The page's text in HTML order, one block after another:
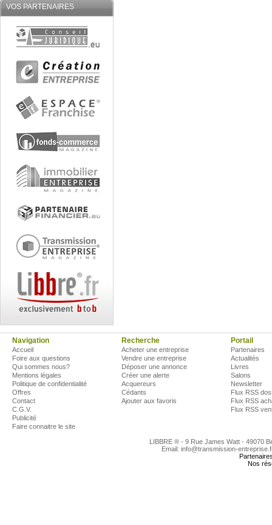
VOS PARTENAIRES
Navigation
Accueil
Foire aux questions
Qui sommes nous?
Mentions légales
Politique de confidentialité
Offres
Contact
C.G.V.
Publicité
Faire connaitre le site
Recherche
Acheter une entreprise
Vendre une entreprise
Déposer une annonce
Créer une alerte
Acquereurs
Cédants
Ajouter aux favoris
Portail
Partenaires
Actualités
Livres
Salons
Newsletter
Flux RSS
Flux RSS
Flux RSS
LIBBRE ® - 9 Rue James Watt - 49070
Email: info@transmission-
Nos